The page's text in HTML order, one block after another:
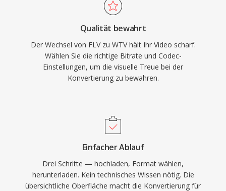
Qualität bewahrt
Der Wechsel von FLV zu WTV hält Ihr Video scharf.
Wählen Sie die richtige Bitrate und Codec-
Einstellungen, um die visuelle Treue bei der
Konvertierung zu bewahren.
Einfacher Ablauf
Drei Schritte — hochladen, Format wählen,
herunterladen. Kein technisches Wissen nötig. Die
übersichtliche Oberfläche macht die Konvertierung für